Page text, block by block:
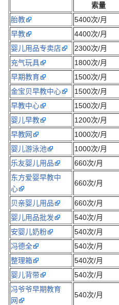
索量
胎教
5400次/月
早教
4400次/月
婴儿用品专卖店
2300次/月
充气玩具
1800次/月
早期教育
1500次/月
金宝贝早教中心
1500次/月
早教中心
1500次/月
婴儿早教
1200次/月
早教网
1000次/月
婴儿游泳池
1000次/月
乐友婴儿用品
660次/月
东方爱婴早教中
心
660次/月
贝亲婴儿用品 660次/月
婴儿用品批发
540次/月
安婴儿奶粉
540次/月
冯德全
540次/月
整理箱
540次/月
婴儿背带
540次/月
冯爷爷早期教育
网
540次/月